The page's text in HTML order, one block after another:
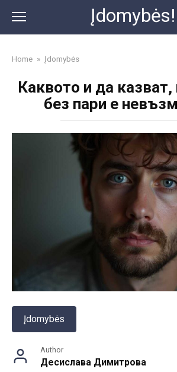
content
Įdomybės!
Home » Įdomybės
Каквото и да
без пари е
Įdomybės
Author
Десислава Димитрова